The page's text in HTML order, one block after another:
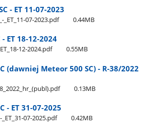
- ET 11-07-2023
​_ET​_11-07-2023.pdf 0.44MB
ET 18-12-2024
12-2024.pdf 0.55MB
(dawniej Meteor 500 SC) - R-38/2022
0.13MB
- ET 31-07-2025
07-2025.pdf 0.42MB